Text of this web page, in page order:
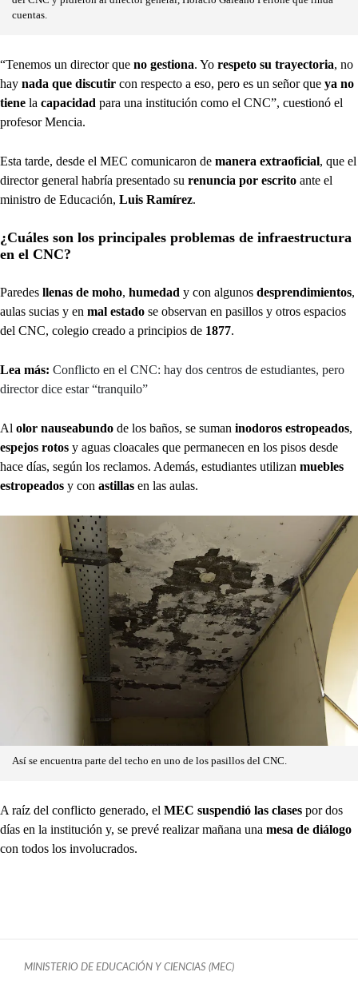
cuentas.
“Tenemos un director que no gestiona. Yo respeto su trayectoria, no
hay nada que discutir con respecto a eso, pero es un señor que ya no
tiene la capacidad para una institución como el CNC”, cuestionó el
profesor Mencia.
Esta tarde, desde el MEC comunicaron de manera extraoficial, que el
director general habría presentado su renuncia por escrito ante el
ministro de Educación, Luis Ramírez.
¿Cuáles son los principales problemas de infraestructura
en el CNC?
Paredes llenas de moho, humedad y con algunos desprendimientos,
aulas sucias y en mal estado se observan en pasillos y otros espacios
del CNC, colegio creado a principios de 1877.
Lea más: Conflicto en el CNC: hay dos centros de estudiantes, pero
director dice estar “tranquilo”
Al olor nauseabundo de los baños, se suman inodoros estropeados,
espejos rotos y aguas cloacales que permanecen en los pisos desde
hace días, según los reclamos. Además, estudiantes utilizan muebles
estropeados y con astillas en las aulas.
Así se encuentra parte del techo en uno de los pasillos del CNC.
A raíz del conflicto generado, el MEC suspendió las clases por dos
días en la institución y, se prevé realizar mañana una mesa de diálogo
con todos los involucrados.
MINISTERIO DE EDUCACIÓN Y CIENCIAS (MEC)